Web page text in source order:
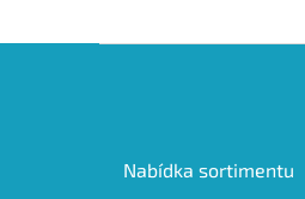
Nabídka sortimentu